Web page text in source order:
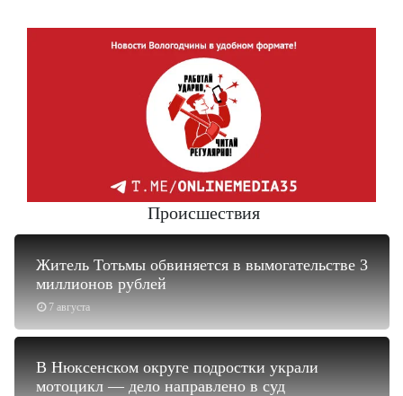
Происшествия
7 августа
Житель Тотьмы обвиняется в вымогательстве 3
миллионов рублей
В Нюксенском округе подростки украли
мотоцикл — дело направлено в суд